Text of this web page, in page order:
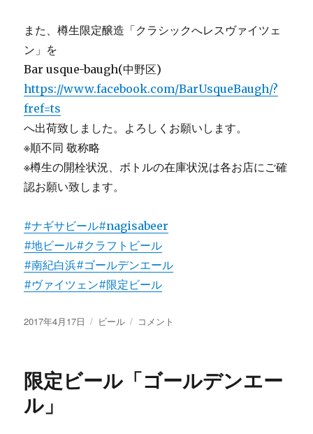
また、樽生限定醸造「クラシックへレスヴァイツェ
ン」を
Bar usque-baugh(中野区)
https://www.facebook.com/BarUsqueBaugh/?
fref=ts
へ出荷致しました。よろしくお願いします。
※順不同 敬称略
※樽生の開栓状況、ボトルの在庫状況は各お店にご確
認お願い致します。
#ナギサビール#nagisabeer
#地ビール#クラフトビール
#南紀白浜#ゴールデンエール
#ヴァイツェン#限定ビール
投
2017年4月17日
カ
ー
ビール
「ゴ
ン
コメント
限定ビール「ゴールデンエー
ル」